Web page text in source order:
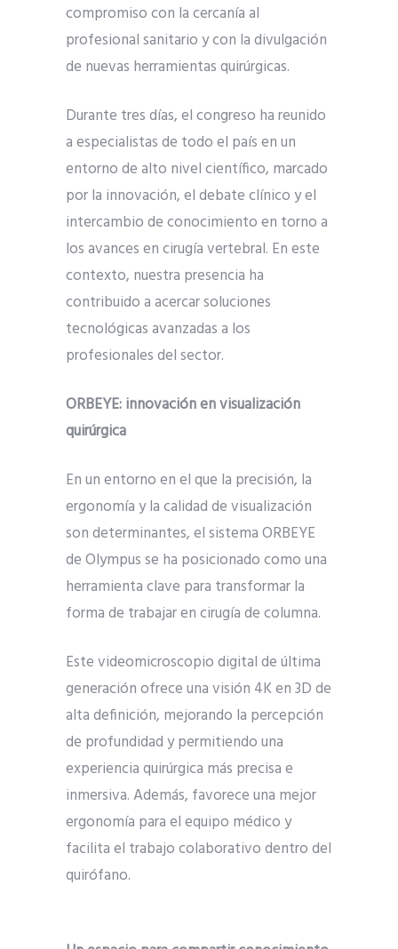
compromiso con la cercanía al
profesional sanitario y con la divulgación
de nuevas herramientas quirúrgicas.
Durante tres días, el congreso ha reunido
a especialistas de todo el país en un
entorno de alto nivel científico, marcado
por la innovación, el debate clínico y el
intercambio de conocimiento en torno a
los avances en cirugía vertebral. En este
contexto, nuestra presencia ha
contribuido a acercar soluciones
tecnológicas avanzadas a los
profesionales del sector.
ORBEYE: innovación en visualización
quirúrgica
En un entorno en el que la precisión, la
ergonomía y la calidad de visualización
son determinantes, el sistema ORBEYE
de Olympus se ha posicionado como una
herramienta clave para transformar la
forma de trabajar en cirugía de columna.
Este videomicroscopio digital de última
generación ofrece una visión 4K en 3D de
alta definición, mejorando la percepción
de profundidad y permitiendo una
experiencia quirúrgica más precisa e
inmersiva. Además, favorece una mejor
ergonomía para el equipo médico y
facilita el trabajo colaborativo dentro del
quirófano.